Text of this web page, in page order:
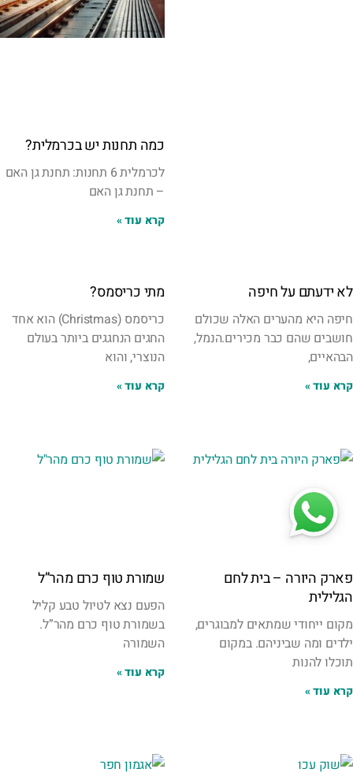
כמה תחנות יש בכרמלית?
לכרמלית 6 תחנות: תחנת גן האם
– תחנת גן האם
קרא עוד »
לא ידעתם על חיפה
חיפה היא מהערים האלה שכולם
חושבים שהם כבר מכירים.הנמל,
הבהאיים,
קרא עוד »
מתי כריסמס?
כריסמס (Christmas) הוא אחד
החגים הנחגגים ביותר בעולם
הנוצרי, והוא
קרא עוד »
פארק היורה – בית לחם
הגלילית
מקום ייחודי שמתאים למבוגרים,
ילדים ומה שביניהם. במקום
תוכלו להנות
קרא עוד »
שמורת טוף כרם מהר”ל
הפעם נצא לטיול טבע קליל
בשמורת טוף כרם מהר”ל.
השמורה
קרא עוד »